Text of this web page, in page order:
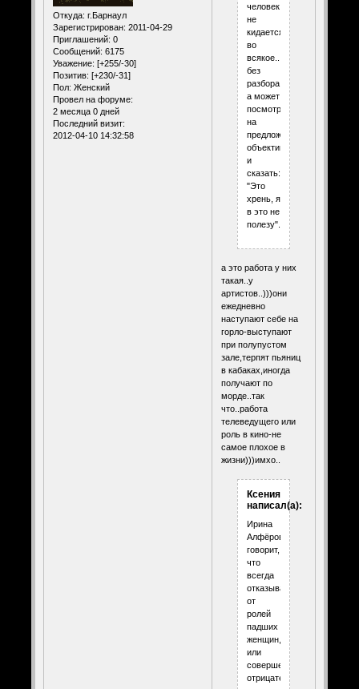
Откуда: г.Барнаул
Зарегистрирован: 2011-04-29
Приглашений: 0
Сообщений: 6175
Уважение: [+255/-30]
Позитив: [+230/-31]
Пол: Женский
Провел на форуме:
2 месяца 0 дней
Последний визит:
2012-04-10 14:32:58
человек
не
кидается
во
всякое..
без
разбора,
а может
посмотреть
на
предложение
объективно
и
сказать:
"Это
хрень, я
в это не
полезу".
а это работа у них
такая..у
артистов..)))они
ежедневно
наступают себе на
горло-выступают
при полупустом
зале,терпят пьяниц
в кабаках,иногда
получают по
морде..так
что..работа
телеведущего или
роль в кино-не
самое плохое в
жизни)))имхо..
Ксения
написал(а):
Ирина
Алфёрова
говорит,
что
всегда
отказывалась
от
ролей
падших
женщин,
или
совершенно
отрицательных